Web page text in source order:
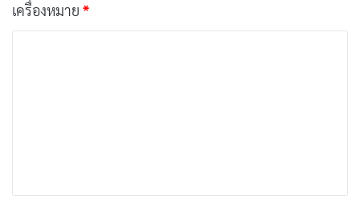
เครื่องหมาย *